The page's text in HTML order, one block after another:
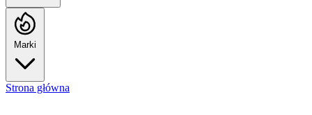
Marki
Strona główna